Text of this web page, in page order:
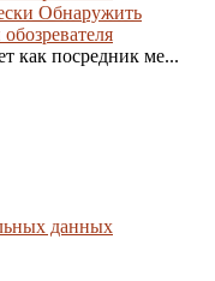
Обнаружить
как посредник ме...
данных